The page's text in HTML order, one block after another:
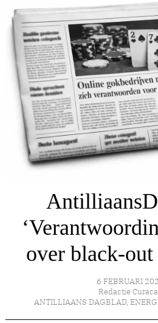
over black-out
6 FEBRUARI
Redactie
ANTILLIAANS DAGBLAD,